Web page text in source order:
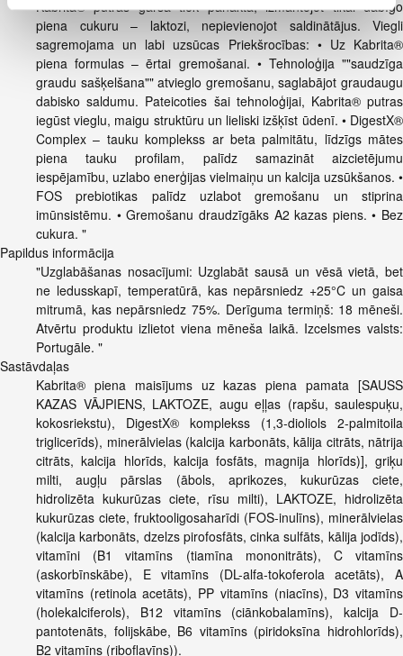
Kabrita® putras garša tiek panākta, izmantojot tikai dabīgo
piena cukuru – laktozi, nepievienojot saldinātājus. Viegli
sagremojama un labi uzsūcas Priekšrocības: • Uz Kabrita®
piena formulas – ērtai gremošanai. • Tehnoloģija ""saudzīga
graudu sašķelšana"" atvieglo gremošanu, saglabājot graudaugu
dabisko saldumu. Pateicoties šai tehnoloģijai, Kabrita® putras
iegūst vieglu, maigu struktūru un lieliski izšķīst ūdenī. • DigestX®
Complex – tauku komplekss ar beta palmitātu, līdzīgs mātes
piena tauku profilam, palīdz samazināt aizcietējumu
iespējamību, uzlabo enerģijas vielmaiņu un kalcija uzsūkšanos. •
FOS prebiotikas palīdz uzlabot gremošanu un stiprina
imūnsistēmu. • Gremošanu draudzīgāks A2 kazas piens. • Bez
cukura. "
Papildus informācija
"Uzglabāšanas nosacījumi: Uzglabāt sausā un vēsā vietā, bet
ne ledusskapī, temperatūrā, kas nepārsniedz +25°C un gaisa
mitrumā, kas nepārsniedz 75%. Derīguma termiņš: 18 mēneši.
Atvērtu produktu izlietot viena mēneša laikā. Izcelsmes valsts:
Portugāle. "
Sastāvdaļas
Kabrita® piena maisījums uz kazas piena pamata [SAUSS
KAZAS VĀJPIENS, LAKTOZE, augu eļļas (rapšu, saulespuķu,
kokosriekstu), DigestX® komplekss (1,3-dioliols 2-palmitoila
triglicerīds), minerālvielas (kalcija karbonāts, kālija citrāts, nātrija
citrāts, kalcija hlorīds, kalcija fosfāts, magnija hlorīds)], griķu
milti, augļu pārslas (ābols, aprikozes, kukurūzas ciete,
hidrolizēta kukurūzas ciete, rīsu milti), LAKTOZE, hidrolizēta
kukurūzas ciete, fruktooligosaharīdi (FOS-inulīns), minerālvielas
(kalcija karbonāts, dzelzs pirofosfāts, cinka sulfāts, kālija jodīds),
vitamīni (B1 vitamīns (tiamīna mononitrāts), C vitamīns
(askorbīnskābe), E vitamīns (DL-alfa-tokoferola acetāts), A
vitamīns (retinola acetāts), PP vitamīns (niacīns), D3 vitamīns
(holekalciferols), B12 vitamīns (ciānkobalamīns), kalcija D-
pantotenāts, folijskābe, B6 vitamīns (piridoksīna hidrohlorīds),
B2 vitamīns (riboflavīns)).